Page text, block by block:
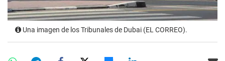
Una imagen de los Tribunales de Dubai (EL CORREO).